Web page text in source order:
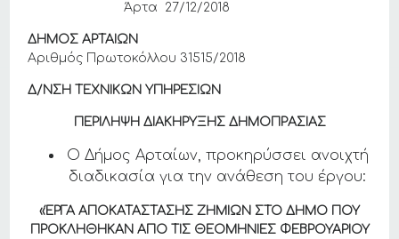
Άρτα 27/12/2018
ΔΗΜΟΣ ΑΡΤΑΙΩΝ
Αριθμός Πρωτοκόλλου 31515/2018
Δ/ΝΣΗ ΤΕΧΝΙΚΩΝ ΥΠΗΡΕΣΙΩΝ
ΠΕΡΙΛΗΨΗ ΔΙΑΚΗΡΥΞΗΣ ΔΗΜΟΠΡΑΣΙΑΣ
Ο Δήμος Αρταίων, προκηρύσσει ανοιχτή
διαδικασία για την ανάθεση του έργου:
«ΈΡΓΑ ΑΠΟΚΑΤΑΣΤΑΣΗΣ ΖΗΜΙΩΝ ΣΤΟ ΔΗΜΟ ΠΟΥ
ΠΡΟΚΛΗΘΗΚΑΝ ΑΠΟ ΤΙΣ ΘΕΟΜΗΝΙΕΣ ΦΕΒΡΟΥΑΡΙΟΥ